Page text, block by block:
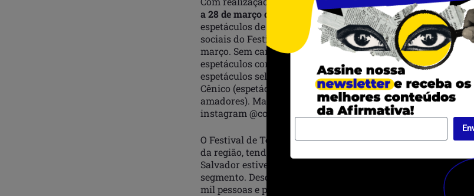
a 28 de março de 2021
no Youtube do Festival, com acesso
espetáculos de todo o país, sem restrição temática. O
sociais do Festival e do Coletivo de Produtores Culturais do
março. Sem caráter competitivo, o Festival terá em sua
espetáculos convidados (com notório reconhecimento
espetáculos selecionados (após curadoria das inscrições) e
Cênico (espetáculo teatral, de grupos,companhias e/ou
amadores). Mais informações sobre esta edição podem ser
instagram @coletivodeprodutores e @ftssuburbio.
O Festival de Teatro do Subúrbio nasceu da inquietação de
da região, tendo como objetivo criar um circuito no qual os
Salvador estivessem inseridos, numa troca constante com
segmento. Desde 2009, quando da sua primeira edição, o
mil pessoas e por ele já passaram mais de 40 espetáculos.